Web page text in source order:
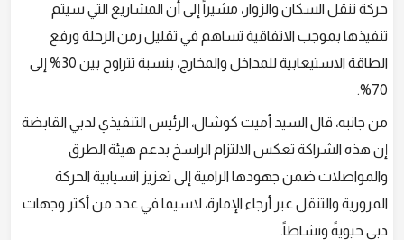
حركة تنقل السكان والزوار، مشيراً إلى أن المشاريع التي سيتم
تنفيذها بموجب الاتفاقية تساهم في تقليل زمن الرحلة ورفع
الطاقة الاستيعابية للمداخل والمخارج، بنسبة تتراوح بين 30% إلى
70%.
من جانبه، قال السيد أميت كوشال، الرئيس التنفيذي لدبي القابضة
إن هذه الشراكة تعكس الالتزام الراسخ بدعم هيئة الطرق
والمواصلات ضمن جهودها الرامية إلى تعزيز انسيابية الحركة
المرورية والتنقل عبر أرجاء الإمارة، لاسيما في عدد من أكثر وجهات
دبي حيويةً ونشاطاً.